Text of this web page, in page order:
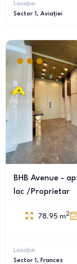
Locație:
Sector 1 , Aviației
BHB Avenue -
lac /Proprietar
78.95 m2
Locație:
Sector 1 , Francez